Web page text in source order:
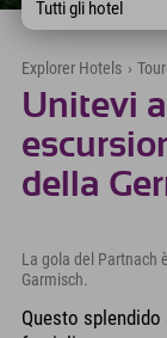
Tutti gli hotel
Explorer Hotels ›
Unitevi
della
La gola del Partnach
Garmisch.
Questo